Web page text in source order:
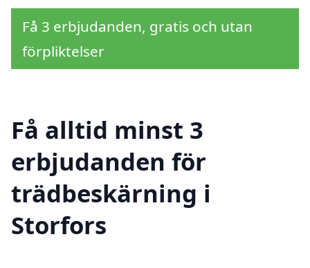
Få 3 erbjudanden, gratis och utan
förpliktelser
Få alltid minst 3
erbjudanden för
trädbeskärning i
Storfors